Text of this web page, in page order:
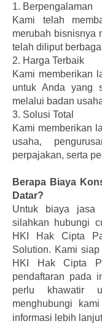
1. Berpengalaman
Kami telah
merubah bisnisnya
telah diliput
2. Harga Terbaik
Kami memberikan
untuk Anda yang
melalui badan
3. Solusi Total
Kami memberikan
usaha,
perpajakan, serta
Berapa Biaya
Datar?
Untuk biaya jasa
silahkan hubungi
HKI Hak Cipta
Solution. Kami
HKI Hak Cipta
pendaftaran pada
perlu khawatir
menghubungi
informasi lebih